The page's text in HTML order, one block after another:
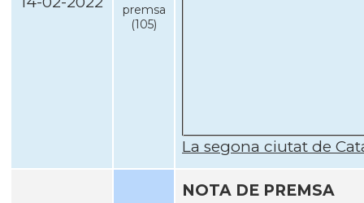
premsa
(105)
La segona ciutat de
NOTA DE PREMSA